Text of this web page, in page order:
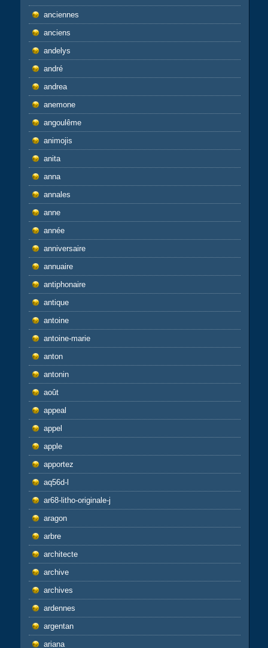
anciennes
anciens
andelys
andré
andrea
anemone
angoulême
animojis
anita
anna
annales
anne
année
anniversaire
annuaire
antiphonaire
antique
antoine
antoine-marie
anton
antonin
août
appeal
appel
apple
apportez
aq56d-l
ar68-litho-originale-j
aragon
arbre
architecte
archive
archives
ardennes
argentan
ariana